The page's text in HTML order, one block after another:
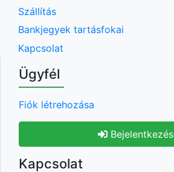
Szállítás
Bankjegyek tartásfokai
Kapcsolat
Ügyfél
Fiók létrehozása
Bejelentkezés
Kapcsolat